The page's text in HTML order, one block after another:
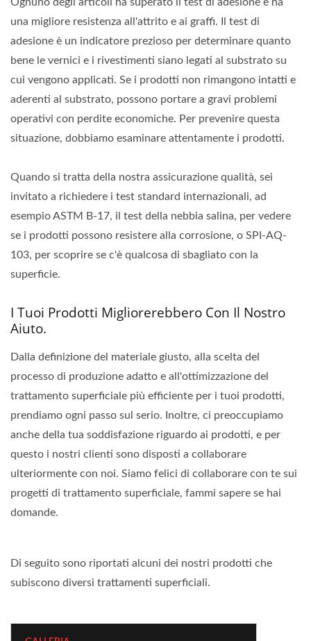
una migliore resistenza all'attrito e ai graffi. Il test di
adesione è un indicatore prezioso per determinare quanto
bene le vernici e i rivestimenti siano legati al substrato su
cui vengono applicati. Se i prodotti non rimangono intatti e
aderenti al substrato, possono portare a gravi problemi
operativi con perdite economiche. Per prevenire questa
situazione, dobbiamo esaminare attentamente i prodotti.
Quando si tratta della nostra assicurazione qualità, sei
invitato a richiedere i test standard internazionali, ad
esempio ASTM B-17, il test della nebbia salina, per vedere
se i prodotti possono resistere alla corrosione, o SPI-AQ-
103, per scoprire se c'è qualcosa di sbagliato con la
superficie.
I Tuoi Prodotti Migliorerebbero Con Il Nostro
Aiuto.
Dalla definizione del materiale giusto, alla scelta del
processo di produzione adatto e all'ottimizzazione del
trattamento superficiale più efficiente per i tuoi prodotti,
prendiamo ogni passo sul serio. Inoltre, ci preoccupiamo
anche della tua soddisfazione riguardo ai prodotti, e per
questo i nostri clienti sono disposti a collaborare
ulteriormente con noi. Siamo felici di collaborare con te sui
progetti di trattamento superficiale, fammi sapere se hai
domande.
Di seguito sono riportati alcuni dei nostri prodotti che
subiscono diversi trattamenti superficiali.